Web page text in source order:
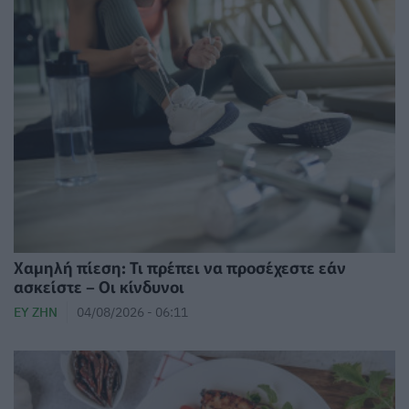
Χαμηλή πίεση: Τι πρέπει να προσέχεστε εάν
ασκείστε – Οι κίνδυνοι
ΕΥ ΖΗΝ 04/08/2026 - 06:11